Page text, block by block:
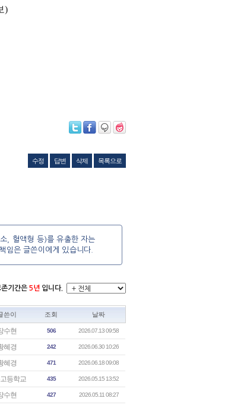
)
수정 답변 삭제
목록으로
, 혈액형 등)를 유출한 자는
임은 글쓴이에게 있습니다.
기간은 5년 입니다.
쓴이 조회 날짜
수현 506 2026.07.13 09:58
혜경 242 2026.06.30 10:26
혜경 471 2026.06.18 09:08
등학교 435 2026.05.15 13:52
수현 427 2026.05.11 08:27